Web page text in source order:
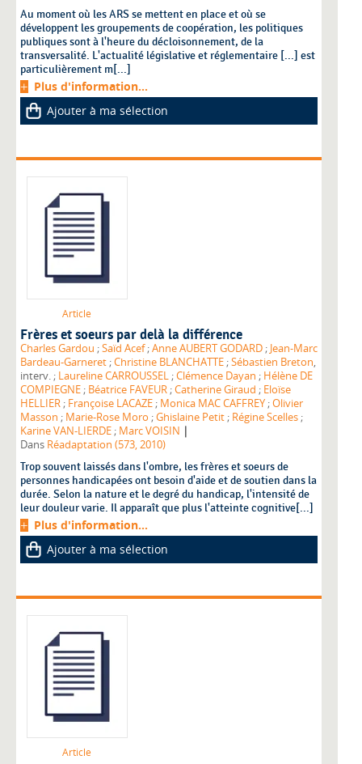
Au moment où les ARS se mettent en place et où se
développent les groupements de coopération, les politiques
publiques sont à l'heure du décloisonnement, de la
transversalité. L'actualité législative et réglementaire [...] est
particulièrement m[...]
Plus d'information...
Ajouter à ma sélection
Article
Frères et soeurs par delà la différence
Charles Gardou ;Saïd Acef ;Anne AUBERT GODARD ; Jean-Marc
Bardeau-Garneret ;Christine BLANCHATTE ;Sébastien Breton,
interv. ; Laureline CARROUSSEL ;Clémence Dayan ; Hélène DE
COMPIEGNE ; Béatrice FAVEUR ;Catherine Giraud ; Eloïse
HELLIER ; Françoise LACAZE ; Monica MAC CAFFREY ;Olivier
Masson ; Marie-Rose Moro ;Ghislaine Petit ; Régine Scelles ;
Karine VAN-LIERDE ; Marc VOISIN |
Dans Réadaptation (573, 2010)
Trop souvent laissés dans l'ombre, les frères et soeurs de
personnes handicapées ont besoin d'aide et de soutien dans la
durée. Selon la nature et le degré du handicap, l'intensité de
leur douleur varie. Il apparaît que plus l'atteinte cognitive[...]
Plus d'information...
Ajouter à ma sélection
Article